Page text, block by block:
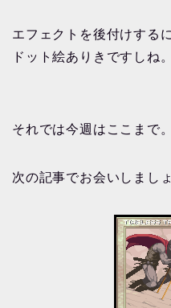
エフェクトを後付けする
ドット絵ありきですしね。
それでは今週はここまで。
次の記事でお会いしましょ